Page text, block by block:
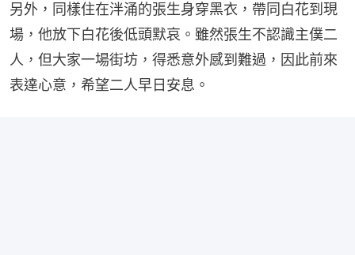
另外，同樣住在泮涌的張生身穿黑衣，帶同白花到現
場，他放下白花後低頭默哀。雖然張生不認識主僕二
人，但大家一場街坊，得悉意外感到難過，因此前來
表達心意，希望二人早日安息。